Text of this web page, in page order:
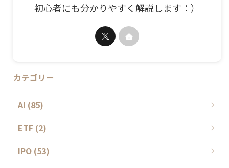
初心者にも分かりやすく解説します：）
カテゴリー
AI (85)
ETF (2)
IPO (53)